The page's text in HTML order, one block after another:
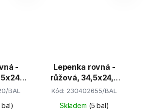
-
BAL
bal)
Lepenka rovná -
růžová, 34,5x24,5
cm (E-Welle)
Kód: 230402655/BAL
Skladem (5 bal)